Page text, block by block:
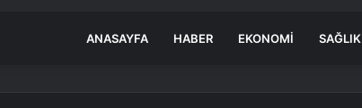
ANASAYFA HABER EKONOMI SAĞLIK